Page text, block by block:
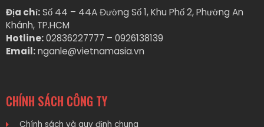
Địa chỉ:Số 44 – 44A Đường Số 1, Khu Phố 2, Phường An
Khánh, TP.HCM
Hotline:02836227777 – 0926138139
Email:nganle@vietnamasia.vn
CHÍNH SÁCH CÔNG TY
Chính sách và quy định chung